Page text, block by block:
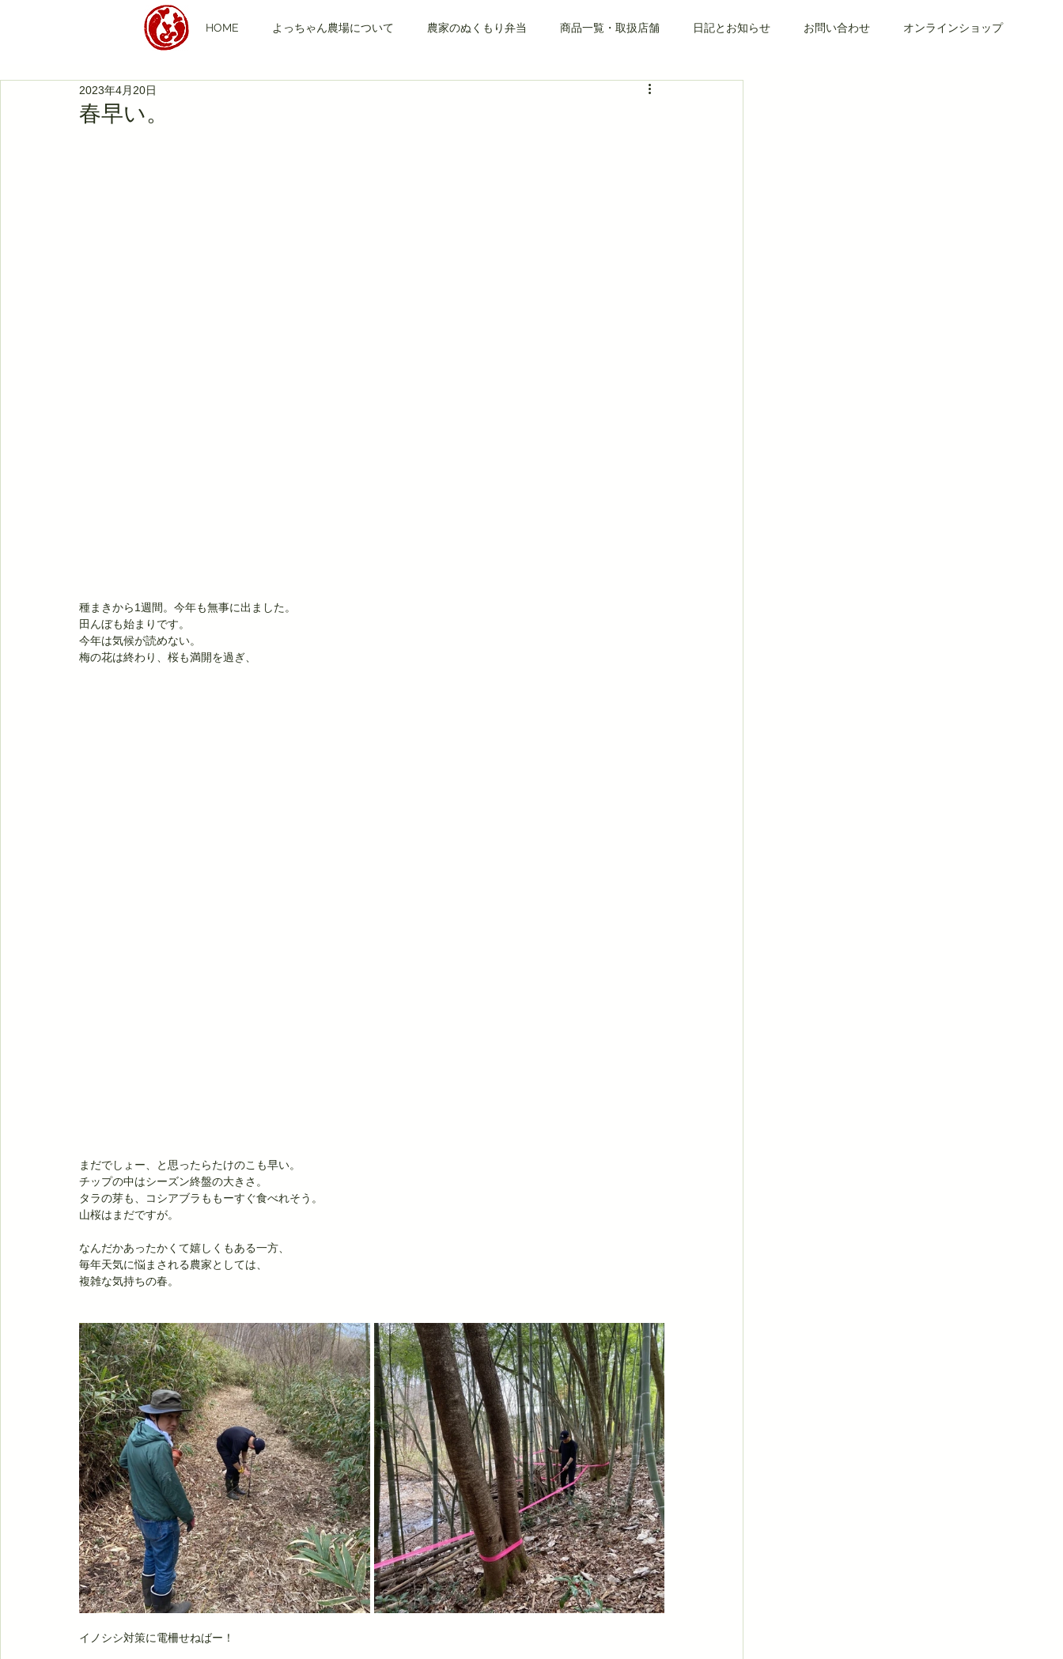
HOME よっちゃん農場について 農家のぬくもり弁当 商品一覧・取扱店舗 日記とお知らせ お問い合わせ オンラインショップ
春早い。
2023年4月20日
種まきから1週間。今年も無事に出ました。
田んぼも始まりです。
今年は気候が読めない。
梅の花は終わり、桜も満開を過ぎ、
まだでしょー、と思ったらたけのこも早い。
チップの中はシーズン終盤の大きさ。
タラの芽も、コシアブラももーすぐ食べれそう。
山桜はまだですが。
なんだかあったかくて嬉しくもある一方、
毎年天気に悩まされる農家としては、
複雑な気持ちの春。
イノシシ対策に電柵せねばー！